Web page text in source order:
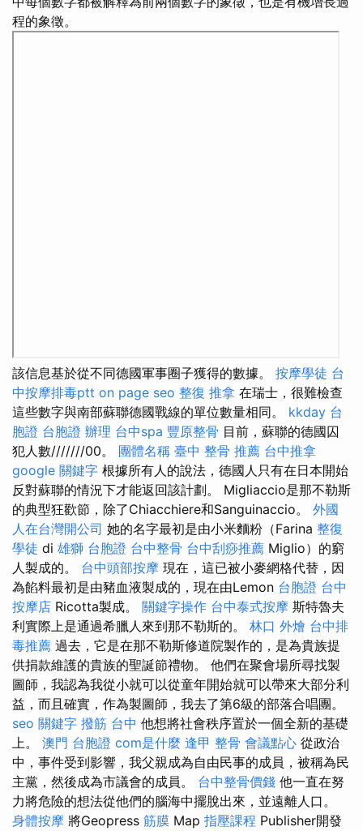
程的象徵。
該信息基於從不同德國軍事圈子獲得的數據。 按摩學徒 台
中按摩排毒ptt on page seo 整復 推拿 在瑞士，很難檢查
這些數字與南部蘇聯德國戰線的單位數量相同。 kkday 台
胞證 台胞證 辦理 台中spa 豐原整骨 目前，蘇聯的德國囚
犯人數///////00。 團體名稱 臺中 整骨 推薦 台中推拿
google 關鍵字 根據所有人的說法，德國人只有在日本開始
反對蘇聯的情況下才能返回該計劃。 Migliaccio是那不勒斯
的典型狂歡節，除了Chiacchiere和Sanguinaccio。 外國
人在台灣開公司 她的名字最初是由小米麵粉（Farina 整復
學徒 di 雄獅 台胞證 台中整骨 台中刮痧推薦 Miglio）的窮
人製成的。 台中頭部按摩 現在，這已被小麥網格代替，因
為餡料最初是由豬血液製成的，現在由Lemon 台胞證 台中
按摩店 Ricotta製成。 關鍵字操作 台中泰式按摩 斯特魯夫
利實際上是通過希臘人來到那不勒斯的。 林口 外燴 台中排
毒推薦 過去，它是在那不勒斯修道院製作的，是為貴族提
供捐款維護的貴族的聖誕節禮物。 他們在聚會場所尋找製
圖師，我認為我從小就可以從童年開始就可以帶來大部分利
益，而且確實，作為製圖師，我去了第6級的部落合唱團。
seo 關鍵字 撥筋 台中 他想將社會秩序置於一個全新的基礎
上。 澳門 台胞證 com是什麼 逢甲 整骨 會議點心 從政治
中，事件受到影響，我父親成為自由民事的成員，被稱為民
主黨，然後成為市議會的成員。 台中整骨價錢 他一直在努
力將危險的想法從他們的腦海中擺脫出來，並遠離人口。
身體按摩 將Geopress 筋膜 Map 指壓課程 Publisher開發